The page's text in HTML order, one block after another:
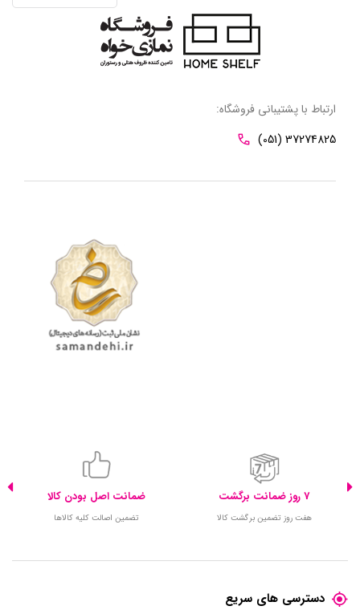
ارتباط با پشتیبانی فروشگاه:
(051) 37274825
7 روز ضمانت برگشت
هفت روز تضمین برگشت کالا
ضمانت اصل بودن کالا
تضمین اصالت کلیه کالاها
دسترسی های سریع